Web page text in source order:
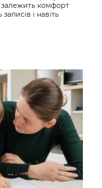
залежить комфорт
і навіть